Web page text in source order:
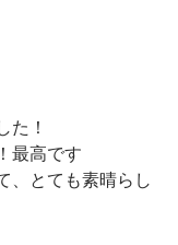
た！
最高です
とても素晴らし